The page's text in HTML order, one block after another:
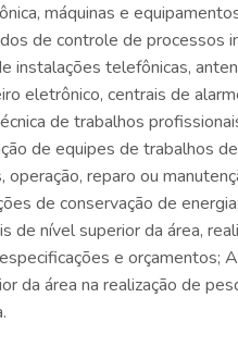
máquinas e
de controle de processos
instalações telefônicas,
eletrônico, centrais de
de trabalhos
de equipes de trabalhos
operação, reparo ou
de conservação de
de nível superior da área,
e orçamentos;
da área na realização de